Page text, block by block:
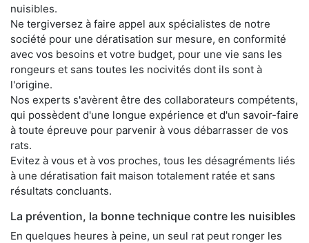
nuisibles.
Ne tergiversez à faire appel aux spécialistes de notre
société pour une dératisation sur mesure, en conformité
avec vos besoins et votre budget, pour une vie sans les
rongeurs et sans toutes les nocivités dont ils sont à
l'origine.
Nos experts s'avèrent être des collaborateurs compétents,
qui possèdent d'une longue expérience et d'un savoir-faire
à toute épreuve pour parvenir à vous débarrasser de vos
rats.
Evitez à vous et à vos proches, tous les désagréments liés
à une dératisation fait maison totalement ratée et sans
résultats concluants.
La prévention, la bonne technique contre les nuisibles
En quelques heures à peine, un seul rat peut ronger les